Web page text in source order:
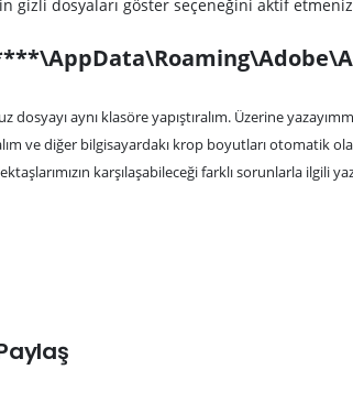
gizli dosyaları göster seçeneğini aktif
aynı klasöre yapıştıralım. Üzerine
ve diğer bilgisayardakı krop boyutları otomatik
karşılaşabileceği farklı sorunlarla ilgili